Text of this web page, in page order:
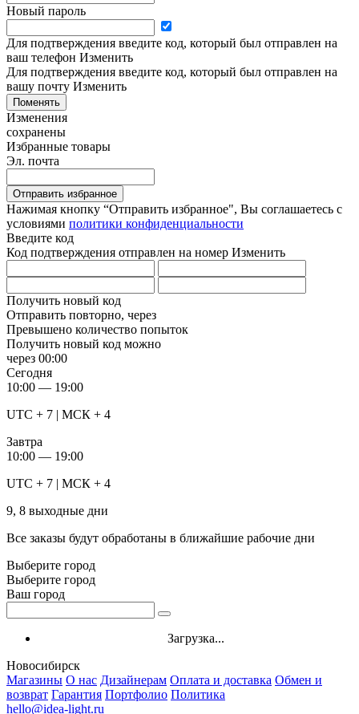
Новый пароль
Для подтверждения введите код, который был отправлен на
ваш телефон Изменить
Для подтверждения введите код, который был отправлен на
вашу почту Изменить
Поменять
Изменения
сохранены
Избранные товары
Эл. почта
Отправить избранное
Нажимая кнопку “Отправить избранное", Вы соглашаетесь c
условиями политики конфиденциальности
Введите код
Код подтверждения отправлен на номер Изменить
Получить новый код
Отправить повторно, через
Превышено количество попыток
Получить новый код можно
через 00:00
Сегодня
10:00 — 19:00
UTC + 7 | МСК + 4
Завтра
10:00 — 19:00
UTC + 7 | МСК + 4
9, 8 выходные дни
Все заказы будут обработаны в ближайшие рабочие дни
Выберите город
Выберите город
Ваш город
Загрузка...
Новосибирск
Магазины О нас Дизайнерам Оплата и доставка Обмен и
возврат Гарантия Портфолио Политика
hello@idea-light.ru